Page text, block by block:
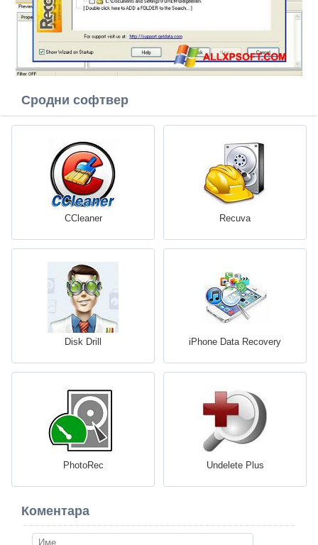
Сродни софтвер
CCleaner Recuva
Disk Drill iPhone Data Recovery
PhotoRec Undelete Plus
Коментара